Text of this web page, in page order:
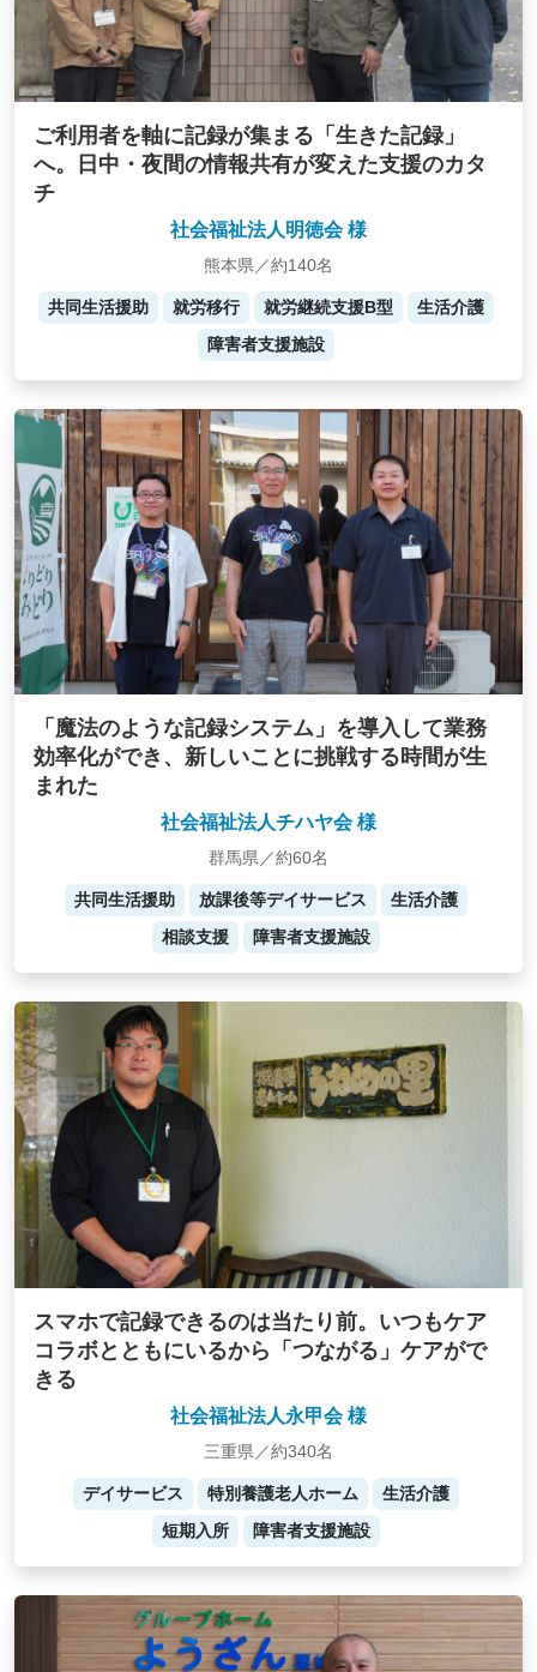
ご利用者を軸に記録が集まる「生きた記録」
へ。日中・夜間の情報共有が変えた支援のカタ
チ
社会福祉法人明徳会 様
熊本県／約140名
共同生活援助 就労移行 就労継続支援B型
生活介護
障害者支援施設
「魔法のような記録システム」を導入して業務
効率化ができ、新しいことに挑戦する時間が生
まれた
社会福祉法人チハヤ会 様
群馬県／約60名
共同生活援助 放課後等デイサービス
生活介護
相談支援
障害者支援施設
スマホで記録できるのは当たり前。いつもケア
コラボとともにいるから「つながる」ケアがで
きる
社会福祉法人永甲会 様
三重県／約340名
デイサービス 特別養護老人ホーム
生活介護
短期入所
障害者支援施設